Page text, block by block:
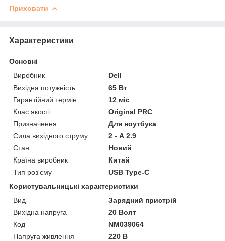
Приховати
Характеристики
Основні
Виробник
Dell
Вихідна потужність
65 Вт
Гарантійний термін
12 міс
Клас якості
Original PRC
Призначення
Для ноутбука
Сила вихідного струму
2 - А 2.9
Стан
Новий
Країна виробник
Китай
Тип роз'єму
USB Type-C
Користувальницькі характеристики
Вид
Зарядний пристрій
Вихідна напруга
20 Волт
Код
NM039064
Напруга живлення
220 В